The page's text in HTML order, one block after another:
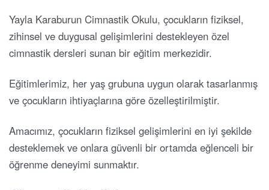
Yayla Karaburun Cimnastik Okulu, çocukların fiziksel,
zihinsel ve duygusal gelişimlerini destekleyen özel
cimnastik dersleri sunan bir eğitim merkezidir.
Eğitimlerimiz, her yaş grubuna uygun olarak tasarlanmış
ve çocukların ihtiyaçlarına göre özelleştirilmiştir.
Amacımız, çocukların fiziksel gelişimlerini en iyi şekilde
desteklemek ve onlara güvenli bir ortamda eğlenceli bir
öğrenme deneyimi sunmaktır.